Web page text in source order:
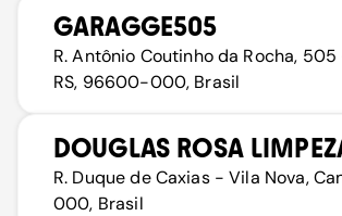
GARAGGE505
R. Antônio Coutinho da Rocha,
RS, 96600-000, Brasil
DOUGLAS ROSA
R. Duque de Caxias - Vila Nova,
000, Brasil